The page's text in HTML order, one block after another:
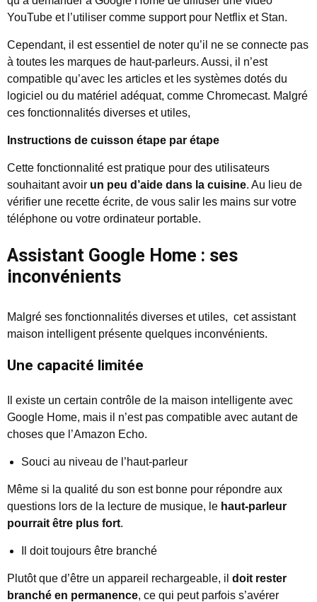
YouTube et l’utiliser comme support pour Netflix et Stan.
Cependant, il est essentiel de noter qu’il ne se connecte pas
à toutes les marques de haut-parleurs. Aussi, il n’est
compatible qu’avec les articles et les systèmes dotés du
logiciel ou du matériel adéquat, comme Chromecast. Malgré
ces fonctionnalités diverses et utiles,
Instructions de cuisson étape par étape
Cette fonctionnalité est pratique pour des utilisateurs
souhaitant avoir un peu d’aide dans la cuisine. Au lieu de
vérifier une recette écrite, de vous salir les mains sur votre
téléphone ou votre ordinateur portable.
Assistant Google Home : ses
inconvénients
Malgré ses fonctionnalités diverses et utiles, cet assistant
maison intelligent présente quelques inconvénients.
Une capacité limitée
Il existe un certain contrôle de la maison intelligente avec
Google Home, mais il n’est pas compatible avec autant de
choses que l’Amazon Echo.
Souci au niveau de l’haut-parleur
Même si la qualité du son est bonne pour répondre aux
questions lors de la lecture de musique, le haut-parleur
pourrait être plus fort.
Il doit toujours être branché
Plutôt que d’être un appareil rechargeable, il doit rester
branché en permanence, ce qui peut parfois s’avérer